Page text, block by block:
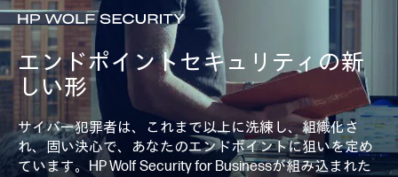
エンドポイントセキュリティの新
しい形
サイバー犯罪者は、これまで以上に洗練し、組織化さ
れ、固い決心で、あなたのエンドポイントに狙いを定め
ています。HP Wolf Security for Businessが組み込まれた